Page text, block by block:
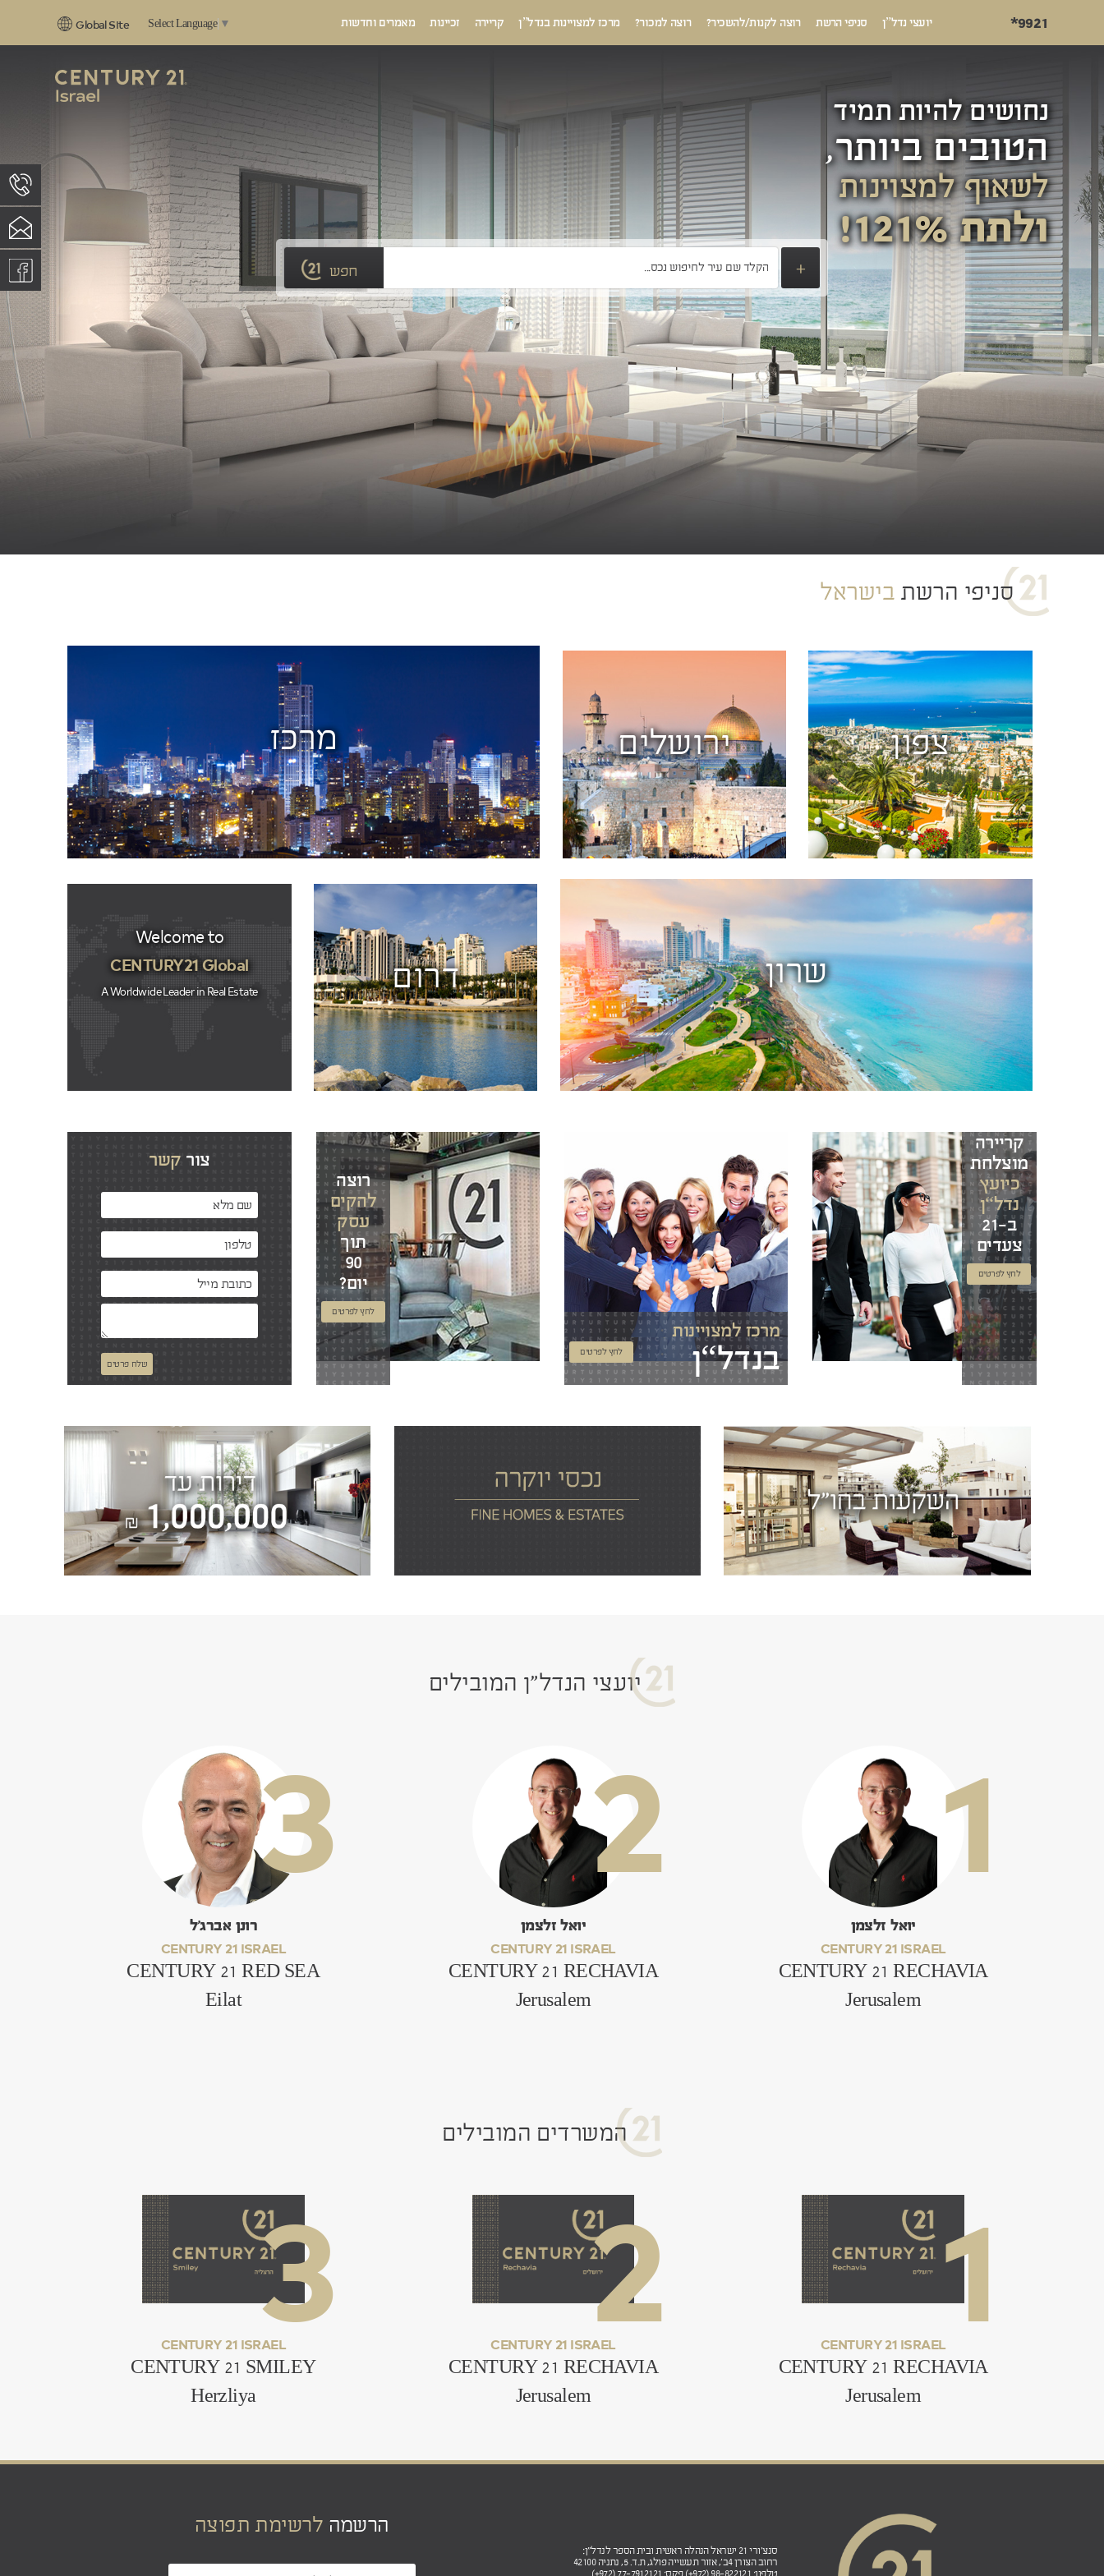
*9921 יועצי נדל”ן סניפי הרשת רוצה לקנות/להשכיר? רוצה למכור? מרכז למצויינות בנדל”ן קריירה זכיינות מאמרים וחדשות Select Language ▼
Global Site
נחושים להיות תמיד
הטובים ביותר,
לשאוף למצוינות
ולתת 121%!
+ חפש
סניפי הרשתבישראל
צפון ירושלים מרכז
שרון דרום
Welcome to
CENTURY21 Global
A Worldwide Leader in Real Estate
קריירה
מוצלחת
כיועץ
נדל“ן
ב-21
צעדים
לחץ לפרטים
מרכז למצויינות
בנדל“ן לחץ לפרטים
רוצה
להקים
עסק
תוך
90
יום?
לחץ לפרטים
צור קשר
יועצי הנדל"ן המובילים
יואל זלצמן
CENTURY 21 ISRAEL
CENTURY 21 RECHAVIA
Jerusalem
יואל זלצמן
CENTURY 21 ISRAEL
CENTURY 21 RECHAVIA
Jerusalem
רונן אברג'ל
CENTURY 21 ISRAEL
CENTURY 21 RED SEA
Eilat
המשרדים המובילים
CENTURY 21 ISRAEL
CENTURY 21 RECHAVIA
Jerusalem
CENTURY 21 ISRAEL
CENTURY 21 RECHAVIA
Jerusalem
CENTURY 21 ISRAEL
CENTURY 21 SMILEY
Herzliya
סנצ'ורי 21 ישראל הנהלה ראשית ובית הספר לנדל"ן:
רחוב הצורן 4ב', אזור תעשייה פולג, ת.ד. 5, נתניה 42100
טלפון: 98-822121 (972+) פקס: 77-7912121 (972+)
הרשמה לרשימת תפוצה